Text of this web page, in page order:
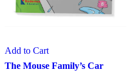
Add to Cart
The Mouse Family’s Car